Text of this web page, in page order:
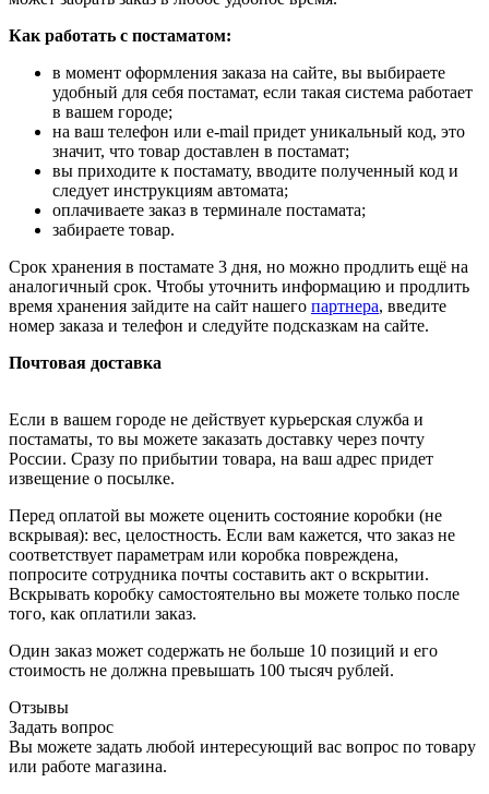
Как работать с постаматом:
в момент оформления заказа на сайте, вы выбираете
удобный для себя постамат, если такая система работает
в вашем городе;
на ваш телефон или e-mail придет уникальный код, это
значит, что товар доставлен в постамат;
вы приходите к постамату, вводите полученный код и
следует инструкциям автомата;
оплачиваете заказ в терминале постамата;
забираете товар.
Срок хранения в постамате 3 дня, но можно продлить ещё на
аналогичный срок. Чтобы уточнить информацию и продлить
время хранения зайдите на сайт нашего партнера, введите
номер заказа и телефон и следуйте подсказкам на сайте.
Почтовая доставка
Если в вашем городе не действует курьерская служба и
постаматы, то вы можете заказать доставку через почту
России. Сразу по прибытии товара, на ваш адрес придет
извещение о посылке.
Перед оплатой вы можете оценить состояние коробки (не
вскрывая): вес, целостность. Если вам кажется, что заказ не
соответствует параметрам или коробка повреждена,
попросите сотрудника почты составить акт о вскрытии.
Вскрывать коробку самостоятельно вы можете только после
того, как оплатили заказ.
Один заказ может содержать не больше 10 позиций и его
стоимость не должна превышать 100 тысяч рублей.
Отзывы
Задать вопрос
Вы можете задать любой интересующий вас вопрос по товару
или работе магазина.